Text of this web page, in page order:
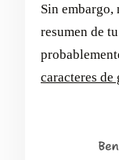
Sin embargo,
resumen de
caracteres de